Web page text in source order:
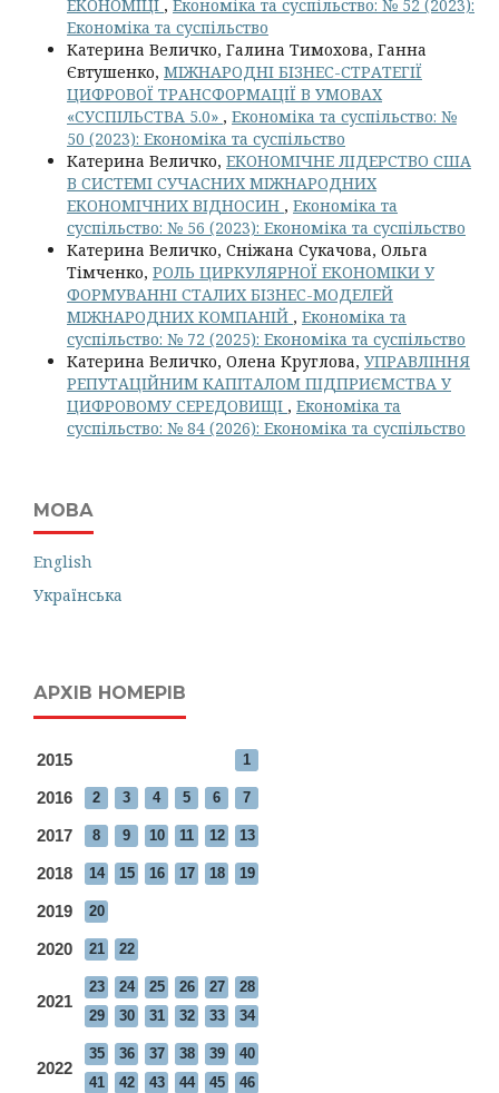
ЕКОНОМІЦІ , Економіка та суспільство: № 52 (2023):
Економіка та суспільство
Катерина Величко, Галина Тимохова, Ганна
Євтушенко, МІЖНАРОДНІ БІЗНЕС-СТРАТЕГІЇ
ЦИФРОВОЇ ТРАНСФОРМАЦІЇ В УМОВАХ
«СУСПІЛЬСТВА 5.0» , Економіка та суспільство: №
50 (2023): Економіка та суспільство
Катерина Величко, ЕКОНОМІЧНЕ ЛІДЕРСТВО США
В СИСТЕМІ СУЧАСНИХ МІЖНАРОДНИХ
ЕКОНОМІЧНИХ ВІДНОСИН , Економіка та
суспільство: № 56 (2023): Економіка та суспільство
Катерина Величко, Сніжана Сукачова, Ольга
Тімченко, РОЛЬ ЦИРКУЛЯРНОЇ ЕКОНОМІКИ У
ФОРМУВАННІ СТАЛИХ БІЗНЕС-МОДЕЛЕЙ
МІЖНАРОДНИХ КОМПАНІЙ , Економіка та
суспільство: № 72 (2025): Економіка та суспільство
Катерина Величко, Олена Круглова, УПРАВЛІННЯ
РЕПУТАЦІЙНИМ КАПІТАЛОМ ПІДПРИЄМСТВА У
ЦИФРОВОМУ СЕРЕДОВИЩІ , Економіка та
суспільство: № 84 (2026): Економіка та суспільство
МОВА
English
Українська
АРХІВ НОМЕРІВ
2015 1
2016 2 3 4 5 6 7
2017 8 9 10 11 12 13
2018 14 15 16 17 18 19
2019 20
2020 21 22
2021
23 24 25 26 27
28
29
30 31 32 33 34
2022
35 36 37 38 39
40
41
42 43 44 45 46